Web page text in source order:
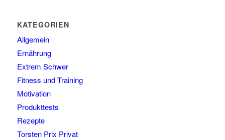
KATEGORIEN
Allgemein
Ernährung
Extrem Schwer
Fitness und Training
Motivation
Produkttests
Rezepte
Torsten Prix Privat